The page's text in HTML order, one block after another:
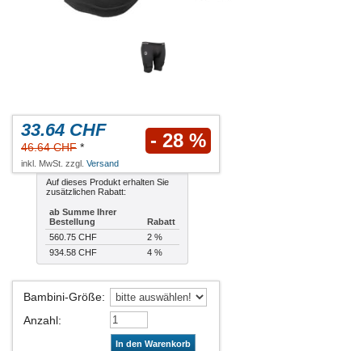
33.64 CHF
46.64 CHF * - 28 %
inkl. MwSt. zzgl. Versand
Auf dieses Produkt erhalten Sie
zusätzlichen Rabatt:
ab Summe Ihrer
Bestellung
Rabatt
560.75 CHF
2 %
934.58 CHF
4 %
Bambini-Größe:
Anzahl:
In den Warenkorb